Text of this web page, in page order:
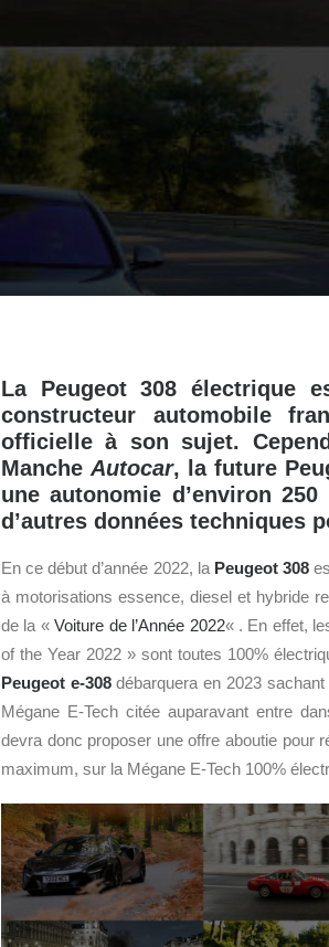
La Peugeot 308 électrique
constructeur automobile
officielle à son sujet.
MancheAutocar, la future
une autonomie d’environ
d’autres données techniques
En ce début d’année 2022, la Peugeot308
à motorisations essence, diesel et hybride
de la «Voiture de l’Année 2022« . En effet,
of the Year 2022 » sont toutes 100%
Peugeot e-308débarquera en 2023
Mégane E-Tech citée auparavant entre
devra donc proposer une offre aboutie pour
maximum, sur la Mégane E-Tech 100%